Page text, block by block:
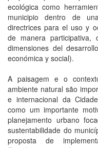
ecológica como
municipio dentro de
directrices para el uso y
de manera participativa,
dimensiones del
económica y social).
A paisagem e o
ambiente natural são
e internacional da
como um importante
planejamento urbano
sustentabilidade do
proposta de